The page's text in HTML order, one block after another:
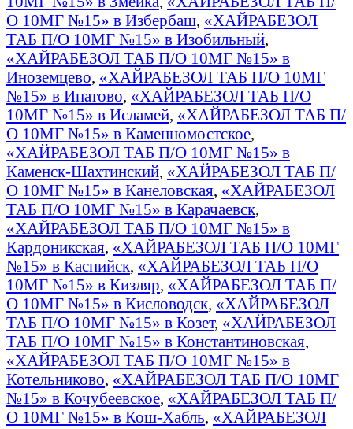
О 10МГ №15» в Избербаш, «ХАЙРАБЕЗОЛ
ТАБ П/О 10МГ №15» в Изобильный,
«ХАЙРАБЕЗОЛ ТАБ П/О 10МГ №15» в
Иноземцево, «ХАЙРАБЕЗОЛ ТАБ П/О 10МГ
№15» в Ипатово, «ХАЙРАБЕЗОЛ ТАБ П/О
10МГ №15» в Исламей, «ХАЙРАБЕЗОЛ ТАБ П/
О 10МГ №15» в Каменномостское,
«ХАЙРАБЕЗОЛ ТАБ П/О 10МГ №15» в
Каменск-Шахтинский, «ХАЙРАБЕЗОЛ ТАБ П/
О 10МГ №15» в Канеловская, «ХАЙРАБЕЗОЛ
ТАБ П/О 10МГ №15» в Карачаевск,
«ХАЙРАБЕЗОЛ ТАБ П/О 10МГ №15» в
Кардоникская, «ХАЙРАБЕЗОЛ ТАБ П/О 10МГ
№15» в Каспийск, «ХАЙРАБЕЗОЛ ТАБ П/О
10МГ №15» в Кизляр, «ХАЙРАБЕЗОЛ ТАБ П/
О 10МГ №15» в Кисловодск, «ХАЙРАБЕЗОЛ
ТАБ П/О 10МГ №15» в Козет, «ХАЙРАБЕЗОЛ
ТАБ П/О 10МГ №15» в Константиновская,
«ХАЙРАБЕЗОЛ ТАБ П/О 10МГ №15» в
Котельниково, «ХАЙРАБЕЗОЛ ТАБ П/О 10МГ
№15» в Кочубеевское, «ХАЙРАБЕЗОЛ ТАБ П/
О 10МГ №15» в Кош-Хабль, «ХАЙРАБЕЗОЛ